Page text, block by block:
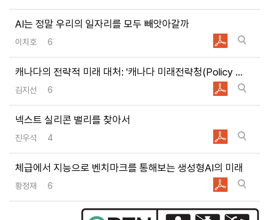
AI는 정말 우리의 일자리를 모두 빼앗아갈까
이치호 6
캐나다의 전략적 미래 대처: '캐나다 미래전략청(Policy Horizon Canada)' 사례를 중심으로
김지선 6
넥스트 실리콘 밸리를 찾아서
진우석 4
체급에서 지능으로 벤치마크를 통해보는 생성형AI의 미래
황정재 6